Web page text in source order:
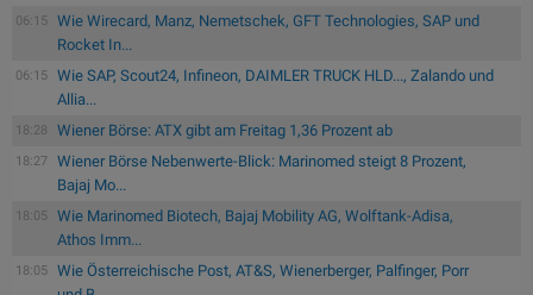
06:15
Wie Wirecard, Manz, Nemetschek, GFT Technologies, SAP und
Rocket In...
06:15
Wie SAP, Scout24, Infineon, DAIMLER TRUCK HLD..., Zalando und
Allia...
18:28 Wiener Börse: ATX gibt am Freitag 1,36 Prozent ab
18:27
Wiener Börse Nebenwerte-Blick: Marinomed steigt 8 Prozent,
Bajaj Mo...
18:05
Wie Marinomed Biotech, Bajaj Mobility AG, Wolftank-Adisa,
Athos Imm...
18:05
Wie Österreichische Post, AT&S, Wienerberger, Palfinger, Porr